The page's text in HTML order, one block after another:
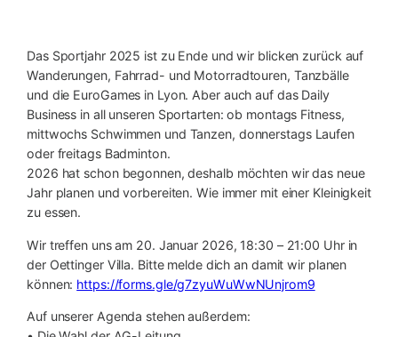
Das Sportjahr 2025 ist zu Ende und wir blicken zurück auf
Wanderungen, Fahrrad- und Motorradtouren, Tanzbälle
und die EuroGames in Lyon. Aber auch auf das Daily
Business in all unseren Sportarten: ob montags Fitness,
mittwochs Schwimmen und Tanzen, donnerstags Laufen
oder freitags Badminton.
2026 hat schon begonnen, deshalb möchten wir das neue
Jahr planen und vorbereiten. Wie immer mit einer Kleinigkeit
zu essen.
Wir treffen uns am 20. Januar 2026, 18:30 – 21:00 Uhr in
der Oettinger Villa. Bitte melde dich an damit wir planen
können: https://forms.gle/g7zyuWuWwNUnjrom9
Auf unserer Agenda stehen außerdem: